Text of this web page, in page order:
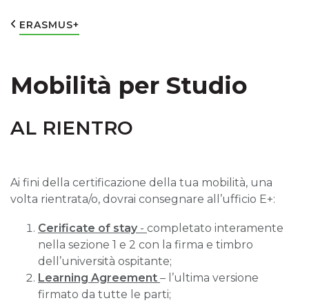
ERASMUS+
Mobilità per Studio
AL RIENTRO
Ai fini della certificazione della tua mobilità, una
volta rientrata/o, dovrai consegnare all’ufficio E+:
Cerificate of stay - completato interamente
nella sezione 1 e 2 con la firma e timbro
dell’università ospitante;
Learning Agreement – l’ultima versione
firmato da tutte le parti;